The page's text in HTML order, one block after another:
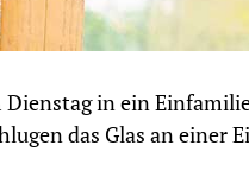
in ein
das Glas an einer